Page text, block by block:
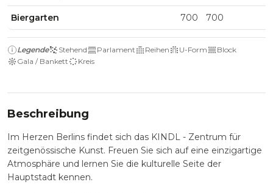
Biergarten 700 700
Legende Stehend Parlament Reihen U-Form
Block
Gala / Bankett
Kreis
Beschreibung
Im Herzen Berlins findet sich das KINDL - Zentrum für
zeitgenössische Kunst. Freuen Sie sich auf eine einzigartige
Atmosphäre und lernen Sie die kulturelle Seite der
Hauptstadt kennen.